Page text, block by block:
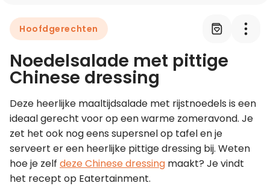
Leer koken als een chef
Kooktips & blogs
Hoofdgerechten
Noedelsalade met pittige
Chinese dressing
Deze heerlijke maaltijdsalade met rijstnoedels is een
ideaal gerecht voor op een warme zomeravond. Je
zet het ook nog eens supersnel op tafel en je
serveert er een heerlijke pittige dressing bij. Weten
hoe je zelf deze Chinese dressing maakt? Je vindt
het recept op Eatertainment.